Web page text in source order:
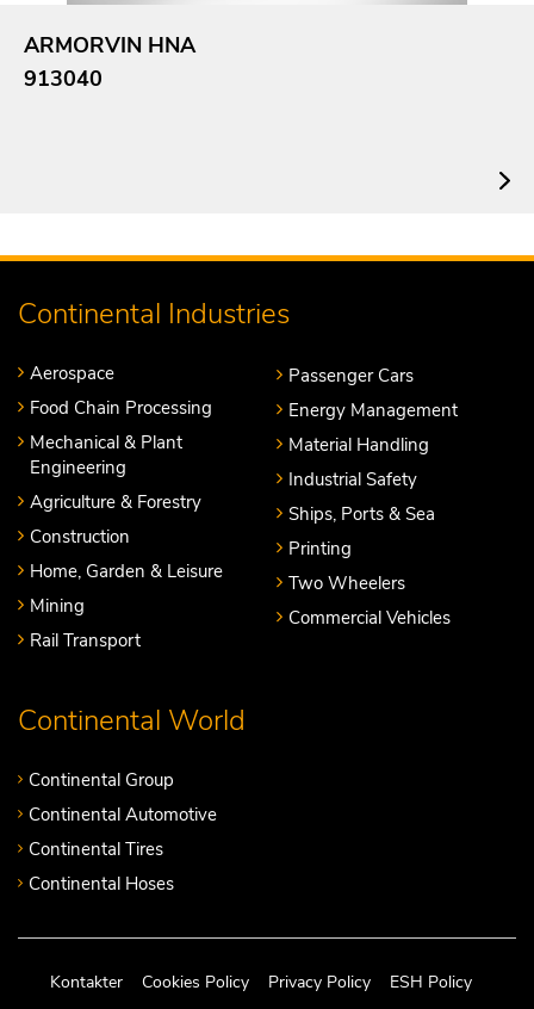
ARMORVIN HNA
913040
Continental Industries
Aerospace
Food Chain Processing
Mechanical & Plant
Engineering
Agriculture & Forestry
Construction
Home, Garden & Leisure
Mining
Rail Transport
Passenger Cars
Energy Management
Material Handling
Industrial Safety
Ships, Ports & Sea
Printing
Two Wheelers
Commercial Vehicles
Continental World
Continental Group
Continental Automotive
Continental Tires
Continental Hoses
Kontakter Cookies Policy Privacy Policy ESH Policy